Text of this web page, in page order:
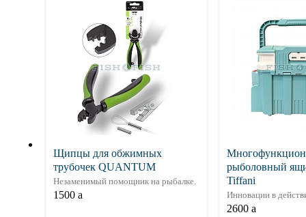
Щипцы для обжимных
трубочек QUANTUM
Незаменимый помощник на рыбалке.
1500 a
рыболовный
Tiffani
Инновации в
2600 a